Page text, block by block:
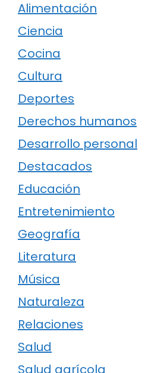
Alimentación
Ciencia
Cocina
Cultura
Deportes
Derechos humanos
Desarrollo personal
Destacados
Educación
Entretenimiento
Geografía
Literatura
Música
Naturaleza
Relaciones
Salud
Salud agrícola